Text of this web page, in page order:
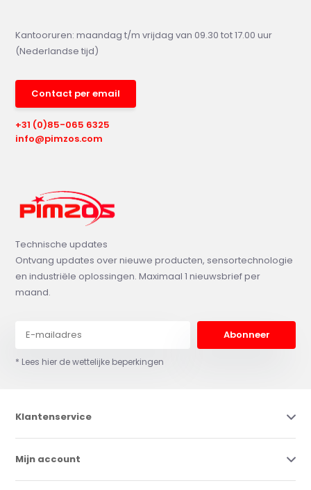
Kantooruren: maandag t/m vrijdag van 09.30 tot 17.00 uur
(Nederlandse tijd)
Contact per email
+31 (0)85-065 6325
info@pimzos.com
Technische updates
Ontvang updates over nieuwe producten, sensortechnologie
en industriële oplossingen. Maximaal 1 nieuwsbrief per
maand.
Abonneer
* Lees hier de wettelijke beperkingen
Klantenservice
Mijn account